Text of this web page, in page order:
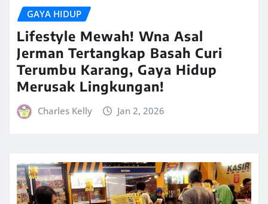
GAYA HIDUP
Lifestyle Mewah! Wna Asal
Jerman Tertangkap Basah Curi
Terumbu Karang, Gaya Hidup
Merusak Lingkungan!
Charles Kelly Jan 2, 2026